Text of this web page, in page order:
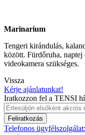
Marinarium
Tengeri kirándulás,
között. Fürdőruha, naptej
videokamera szükséges.
Vissza
Kérje ajánlatunkat!
Iratkozzon fel a TENSI
Feliratkozás
Telefonos ügyfélszolgálat: